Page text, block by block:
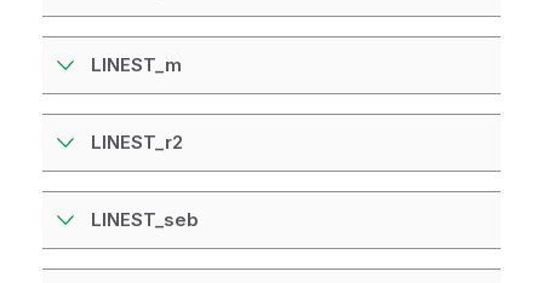
LINEST_m
LINEST_r2
LINEST_seb